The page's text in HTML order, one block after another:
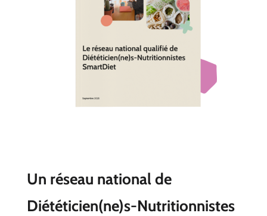
Un réseau national de
Diététicien(ne)s-Nutritionnistes